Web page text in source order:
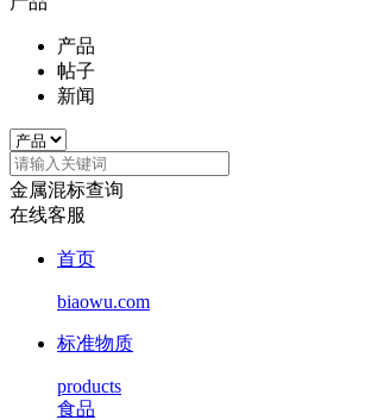
产品
帖子
新闻
金属混标查询
在线客服
首页
biaowu.com
标准物质
products
食品